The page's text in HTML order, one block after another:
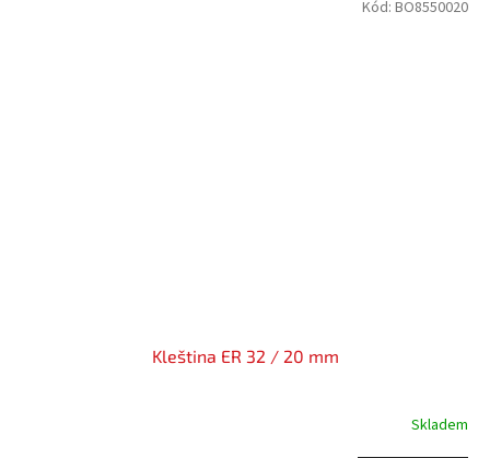
Kleština ER 32 / 20 mm
Skladem
Kód: BO8550020